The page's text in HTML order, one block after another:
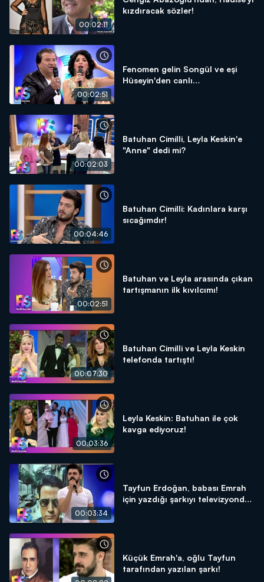
00:02:11
kızdıracak sözler!
00:02:51
Fenomen gelin Songül ve eşi
Hüseyin'den canlı
00:02:03
Batuhan Cimilli, Leyla Keskin'e
"Anne" dedi mi?
00:04:46
Batuhan Cimilli: Kadınlara karşı
sıcağımdır!
00:02:51
Batuhan ve Leyla arasında çıkan
tartışmanın ilk kıvılcımı!
00:07:30
Batuhan Cimilli ve Leyla Keskin
telefonda tartıştı!
00:03:36
Leyla Keskin: Batuhan ile çok
kavga ediyoruz!
00:03:34
Tayfun Erdoğan, babası Emrah
için yazdığı şarkıyı televizyonda
Küçük Emrah'a, oğlu Tayfun
tarafından yazılan şarkı!